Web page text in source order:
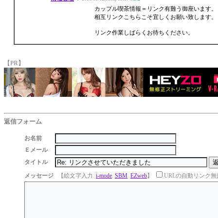
カップル喫茶情報＝リンク有難う御座います。
相互リンクこちらこそ宜しくお願い致します。
リンク作業しばらくお待ちください。
【PR】
返信フォーム
お名前
Ｅメール
タイトル
メッセージ
【絵文字入力 i-mode SBM EZweb】 URLの自動リンク無